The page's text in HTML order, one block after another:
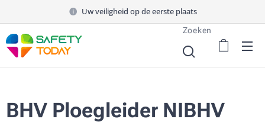
Uw veiligheid op de eerste plaats
Zoeken
BHV Ploegleider NIBHV